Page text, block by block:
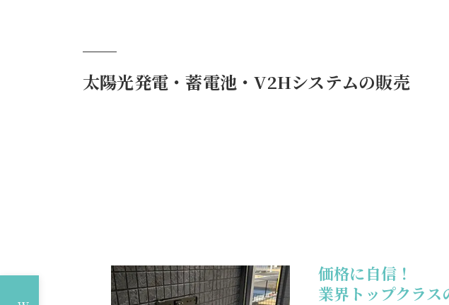
太陽光発電・蓄電池・V2Hシステムの販売
価格に自信！
業界トップクラス